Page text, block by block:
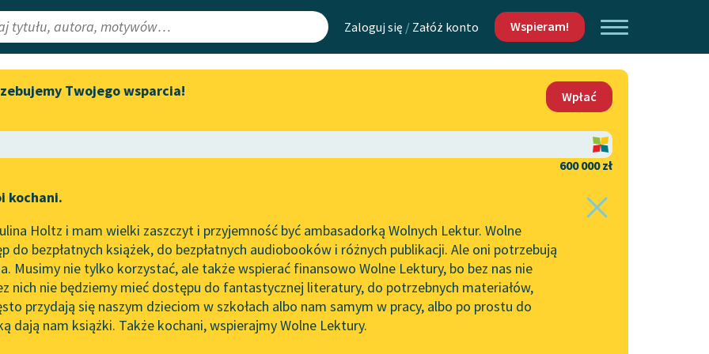
Zaloguj się / Załóż konto Wspieram!
Lektury
redakcyjne
Aktualności
Zapraszamy na spotkanie
literatury skandynawskiej
Wolne Lektury na 32.
Pol’and’Rock Festivalu
„Kochanek Lady Chatterley”
do słuchania na Wolnych
Lekturach
Nowy audiobook – „Marzenie
Mapa Wolnych Lektur
Leśmianator
API
OAI-PMH
Widget Wolnych Lektur
Kontakt
O projekcie
Zasady wykorzystania
Wolnych Lektur
Logotypy
Materiały promocyjne
Twojego wsparcia!
Wpłać
600 000 zł
kochani.
Holtz i mam wielki zaszczyt i przyjemność być ambasadorką Wolnych Lektur. Wolne
do bezpłatnych książek, do bezpłatnych audiobooków i różnych publikacji. Ale oni potrzebują
Musimy nie tylko korzystać, ale także wspierać finansowo Wolne Lektury, bo bez nas nie
nich nie będziemy mieć dostępu do fantastycznej literatury, do potrzebnych materiałów,
przydają się naszym dzieciom w szkołach albo nam samym w pracy, albo po prostu do
dają nam książki. Także kochani, wspierajmy Wolne Lektury.
tem rada
Korotyński
królewski